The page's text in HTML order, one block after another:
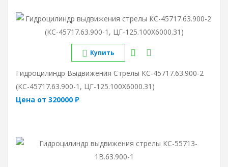
Купить
Гидроцилиндр Выдвижения Стрелы КС-45717.63.900-2
(КС-45717.63.900-1, ЦГ-125.100Х6000.31)
Цена от 320000 ₽